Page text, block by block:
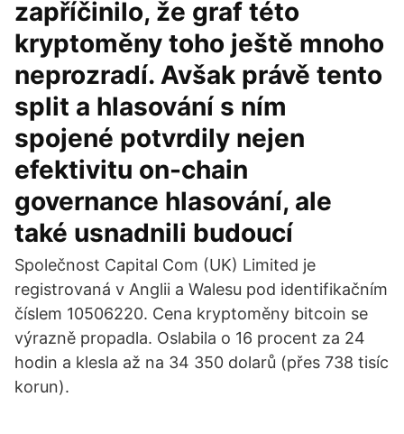
zapříčinilo, že graf této
kryptoměny toho ještě mnoho
neprozradí. Avšak právě tento
split a hlasování s ním
spojené potvrdily nejen
efektivitu on-chain
governance hlasování, ale
také usnadnili budoucí
Společnost Capital Com (UK) Limited je
registrovaná v Anglii a Walesu pod identifikačním
číslem 10506220. Cena kryptoměny bitcoin se
výrazně propadla. Oslabila o 16 procent za 24
hodin a klesla až na 34 350 dolarů (přes 738 tisíc
korun).